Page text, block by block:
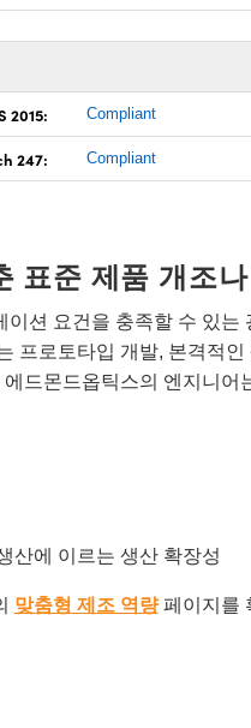
2015: Compliant
247: Compliant
표준 제품 개조
션 요건을 충족할 수 있
프로토타입 개발, 본격적
드몬드옵틱스의 엔지니어
산에 이르는 생산 확장성
맞춤형 제조 역량페이지를